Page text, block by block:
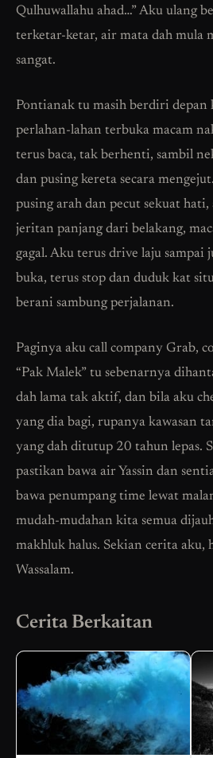
Qulhuwallahu ahad…” Aku ulang
terketar-ketar, air mata dah mula
sangat.
Pontianak tu masih berdiri depan
perlahan-lahan terbuka macam
terus baca, tak berhenti, sambil
dan pusing kereta secara
pusing arah dan pecut sekuat hati,
jeritan panjang dari belakang,
gagal. Aku terus drive laju sampai
buka, terus stop dan duduk kat
berani sambung perjalanan.
Paginya aku call company Grab,
“Pak Malek” tu sebenarnya
dah lama tak aktif, dan bila aku
yang dia bagi, rupanya kawasan
yang dah ditutup 20 tahun lepas.
pastikan bawa air Yassin dan
bawa penumpang time lewat
mudah-mudahan kita semua
makhluk halus. Sekian cerita aku,
Wassalam.
Cerita Berkaitan